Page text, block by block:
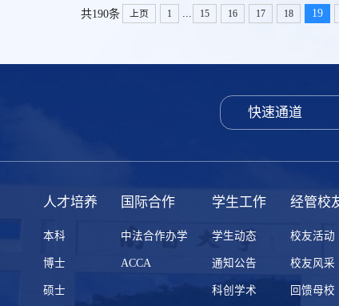
共190条 上页 1 15 16 17 18 19
快速通道
人才培养
本科
博士
硕士
国际合作
中法合作办学
ACCA
学生工作
学生动态
通知公告
科创学术
经管校
校友活动
校友风采
回馈母校